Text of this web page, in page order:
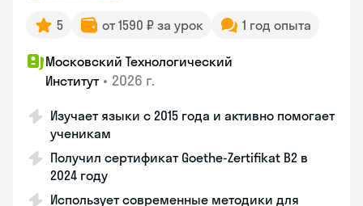
5 от 1590 ₽ за урок 1 год опыта
Московский Технологический
Институт • 2026 г.
Изучает языки с 2015 года и активно помогает
ученикам
Получил сертификат Goethe-Zertifikat B2 в
2024 году
Использует современные методики для